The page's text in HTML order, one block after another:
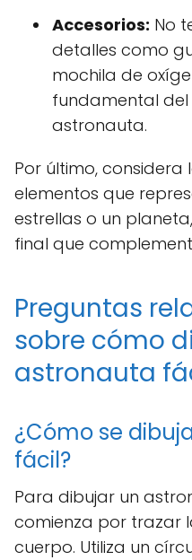
Accesorios: No
detalles como
mochila de
fundamental
astronauta.
Por último,
elementos que
estrellas o un
final que
Preguntas
sobre cómo
astronauta
¿Cómo se
fácil?
Para dibujar un
comienza por trazar
cuerpo. Utiliza un